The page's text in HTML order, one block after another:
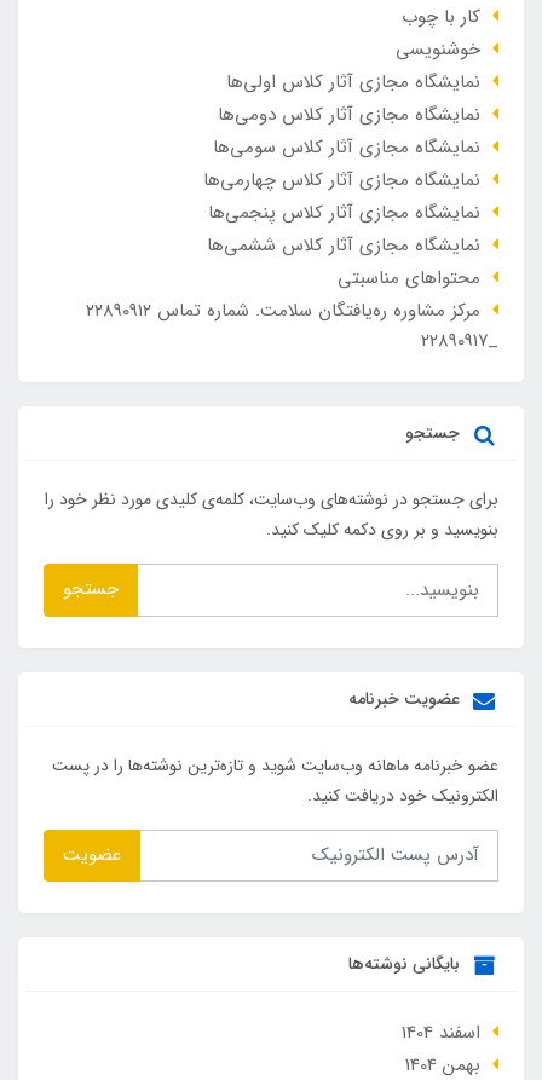
کار با چوب
خوشنویسی
نمایشگاه مجازی آثار کلاس اولی‌ها
نمایشگاه مجازی آثار کلاس دومی‌ها
نمایشگاه مجازی آثار کلاس سومی‌ها
نمایشگاه مجازی آثار کلاس چهارمی‌ها
نمایشگاه مجازی آثار کلاس پنجمی‌ها
نمایشگاه مجازی آثار کلاس ششمی‌ها
محتواهای مناسبتی
مرکز مشاوره ره‌یافتگان سلامت. شماره تماس ۲۲۸۹۰۹۱۲
_۲۲۸۹۰۹۱۷
جستجو
برای جستجو در نوشته‌های وب‌سایت، کلمه‌ی کلیدی مورد نظر خود را
بنویسید و بر روی دکمه کلیک کنید.
جستجو
عضویت خبرنامه
عضو خبرنامه ماهانه وب‌سایت شوید و تازه‌ترین نوشته‌ها را در پست
الکترونیک خود دریافت کنید.
عضویت
بایگانی نوشته‌ها
اسفند 1404
بهمن 1404